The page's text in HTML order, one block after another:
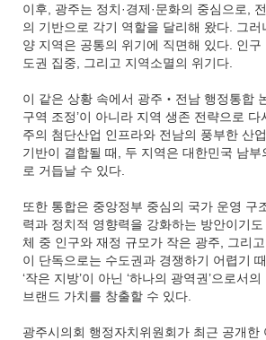
이후, 광주는 정치·경제·문화의 중심으로,
의 기반으로 각기 역할을 달리해 왔다. 그러
양 지역은 공통의 위기에 직면해 있다. 인
도권 집중, 그리고 지역소멸의 위기다.
이 같은 상황 속에서 광주‧전남 행정통합
구역 조정’이 아니라 지역 생존 전략으로
주의 첨단산업 인프라와 전남의 풍부한 산업
기반이 결합될 때, 두 지역은 대한민국 남부
로 거듭날 수 있다.
또한 통합은 중앙정부 중심의 국가 운영 구
력과 정치적 영향력을 강화하는 방안이기
체 중 인구와 재정 규모가 작은 광주, 그리
이 단독으로는 수도권과 경쟁하기 어렵기
‘작은 지방’이 아닌 ‘하나의 광역권’으로서
브랜드 가치를 창출할 수 있다.
광주시의회 행정자치위원회가 최근 공개한